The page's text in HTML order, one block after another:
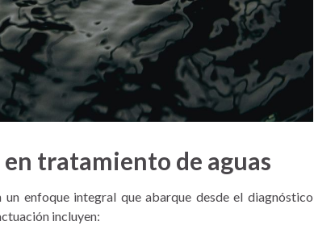
tratamiento de aguas
un enfoque integral que abarque desde el diagnóstico
incluyen: